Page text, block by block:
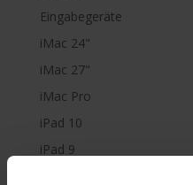
Eingabegeräte
iMac 24"
iMac 27"
iMac Pro
iPad 10
iPad 9